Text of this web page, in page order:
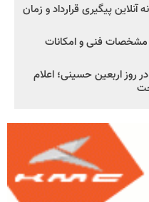
آنلاین پیگیری قرارداد و زمان
مشخصات فنی و امکانات
در روز اربعین حسینی؛ اعلام